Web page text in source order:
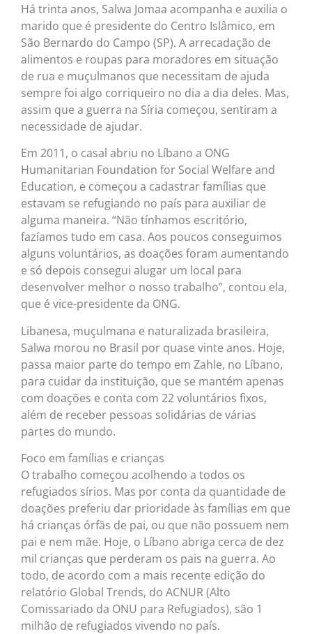
Há trinta anos, Salwa Jomaa acompanha e auxilia o
marido que é presidente do Centro Islâmico, em
São Bernardo do Campo (SP). A arrecadação de
alimentos e roupas para moradores em situação
de rua e muçulmanos que necessitam de ajuda
sempre foi algo corriqueiro no dia a dia deles. Mas,
assim que a guerra na Síria começou, sentiram a
necessidade de ajudar.
Em 2011, o casal abriu no Líbano a ONG
Humanitarian Foundation for Social Welfare and
Education, e começou a cadastrar famílias que
estavam se refugiando no país para auxiliar de
alguma maneira. “Não tínhamos escritório,
fazíamos tudo em casa. Aos poucos conseguimos
alguns voluntários, as doações foram aumentando
e só depois consegui alugar um local para
desenvolver melhor o nosso trabalho”, contou ela,
que é vice-presidente da ONG.
Libanesa, muçulmana e naturalizada brasileira,
Salwa morou no Brasil por quase vinte anos. Hoje,
passa maior parte do tempo em Zahle, no Líbano,
para cuidar da instituição, que se mantém apenas
com doações e conta com 22 voluntários fixos,
além de receber pessoas solidárias de várias
partes do mundo.
Foco em famílias e crianças
O trabalho começou acolhendo a todos os
refugiados sírios. Mas por conta da quantidade de
doações preferiu dar prioridade às famílias em que
há crianças órfãs de pai, ou que não possuem nem
pai e nem mãe. Hoje, o Líbano abriga cerca de dez
mil crianças que perderam os pais na guerra. Ao
todo, de acordo com a mais recente edição do
relatório Global Trends, do ACNUR (Alto
Comissariado da ONU para Refugiados), são 1
milhão de refugiados vivendo no país.